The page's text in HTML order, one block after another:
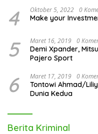
4 Oktober 5, 2022 0
Make your
5 Maret 16, 2019 0
Demi Xpander,
Pajero Sport
6 Maret 17, 2019 0
Tontowi Ahmad/
Dunia Kedua
Berita Kriminal